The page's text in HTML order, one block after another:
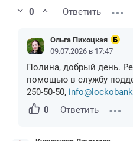
0
Ответить
Ольга Пихоцкая
09.07.2026 в 17:47
Полина, добрый день.
помощью в службу
250-50-50,
0
Ответить